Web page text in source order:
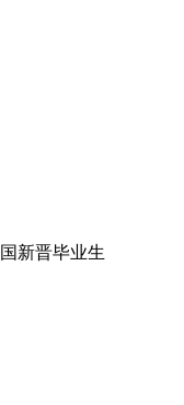
新晋毕业生